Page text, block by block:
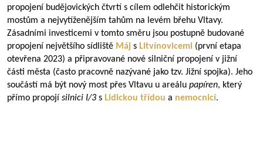
propojení budějovických čtvrtí s cílem odlehčit historickým
mostům a nejvytíženějším tahům na levém břehu Vltavy.
Zásadními investicemi v tomto směru jsou postupně budované
propojení největšího sídliště Máj s Litvínovicemi (první etapa
otevřena 2023) a připravované nové silniční propojení v jižní
části města (často pracovně nazývané jako tzv. Jižní spojka). Jeho
součástí má být nový most přes Vltavu u areálu papíren, který
přímo propojí silnici I/3 s Lidickou třídou a nemocnicí.